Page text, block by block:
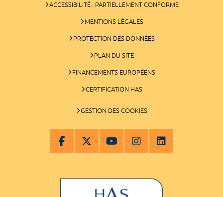
ACCESSIBILITÉ : PARTIELLEMENT CONFORME
MENTIONS LÉGALES
PROTECTION DES DONNÉES
PLAN DU SITE
FINANCEMENTS EUROPÉENS
CERTIFICATION HAS
GESTION DES COOKIES